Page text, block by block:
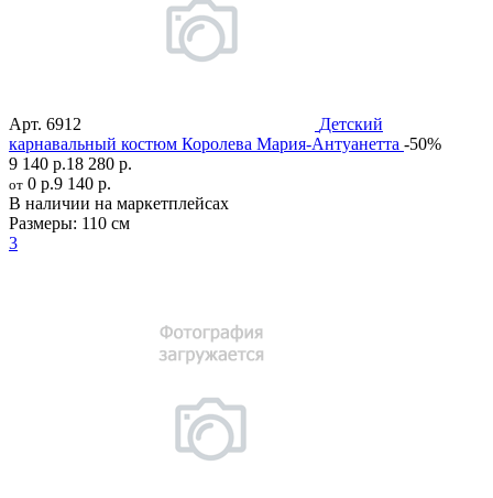
Арт. 6912
Детский
карнавальный костюм Королева Мария-Антуанетта -50%
9 140 р.18 280 р.
от 0 р.9 140 р.
В наличии на маркетплейсах
Размеры: 110 см
3